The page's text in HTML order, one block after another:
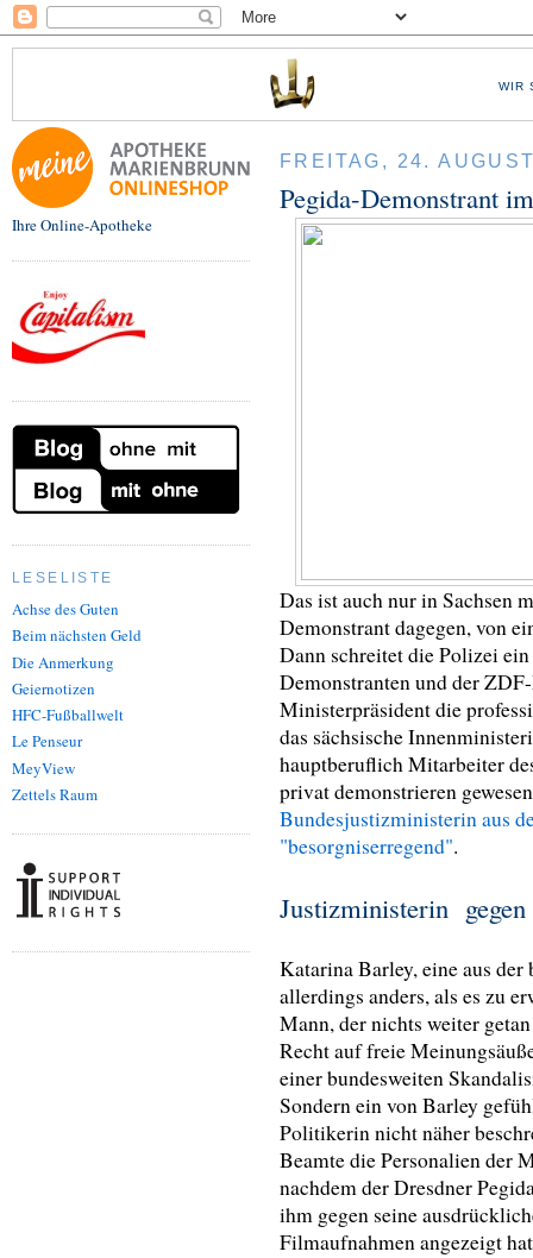
WIR
Ihre Online-Apotheke
LESELISTE
Achse des Guten
Beim nächsten Geld
Die Anmerkung
Geiernotizen
HFC-Fußballwelt
Le Penseur
MeyView
Zettels Raum
FREITAG, 24.
Pegida-Demonstrant
Das ist auch nur in Sachsen
Demonstrant dagegen, von
Dann schreitet die Polizei
Demonstranten und der
Ministerpräsident die
das sächsische
hauptberuflich Mitarbeiter
privat demonstrieren
Bundesjustizministerin aus
"besorgniserregend".
Justizministerin gegen
Katarina Barley, eine aus
allerdings anders, als es zu
Mann, der nichts weiter
Recht auf freie
einer bundesweiten
Sondern ein von Barley
Politikerin nicht näher
Beamte die Personalien der
nachdem der Dresdner
ihm gegen seine
Filmaufnahmen angezeigt